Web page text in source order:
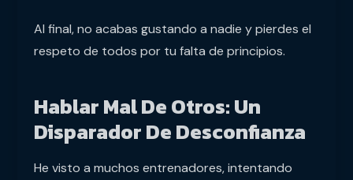
Al final, no acabas gustando a nadie y pierdes el
respeto de todos por tu falta de principios.
Hablar Mal De Otros: Un
Disparador De Desconfianza
He visto a muchos entrenadores, intentando